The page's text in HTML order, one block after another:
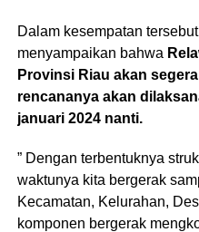
Dalam kesempatan
menyampaikan bahwa
Provinsi Riau akan
rencananya akan
januari 2024 nanti.
” Dengan terbentuknya
waktunya kita bergerak
Kecamatan, Kelurahan,
komponen bergerak